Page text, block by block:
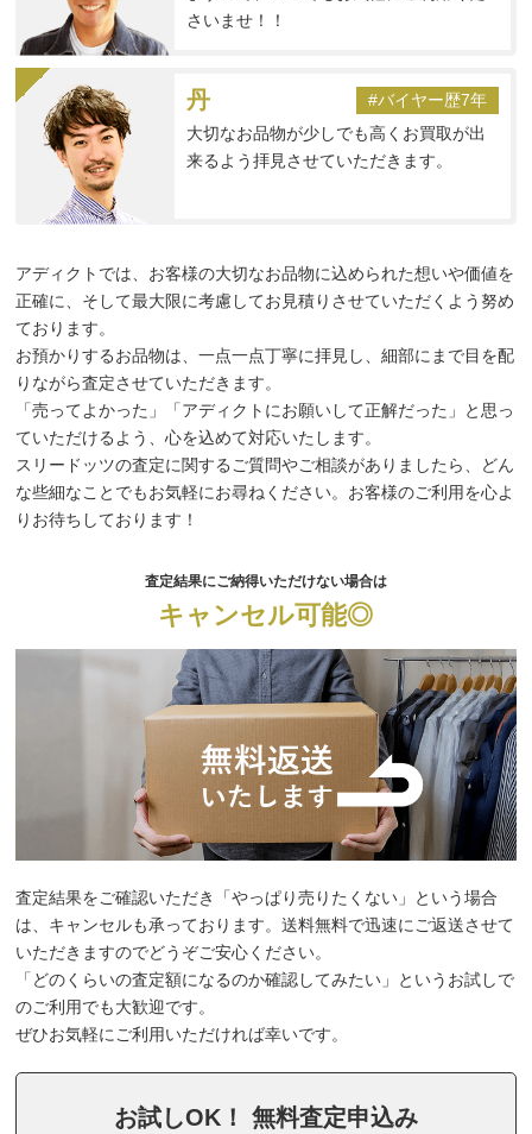
さいませ！！
丹
#バイヤー歴7年
大切なお品物が少しでも高くお買取が出
来るよう拝見させていただきます。
アディクトでは、お客様の大切なお品物に込められた想いや価値を
正確に、そして最大限に考慮してお見積りさせていただくよう努め
ております。
お預かりするお品物は、一点一点丁寧に拝見し、細部にまで目を配
りながら査定させていただきます。
「売ってよかった」「アディクトにお願いして正解だった」と思っ
ていただけるよう、心を込めて対応いたします。
スリードッツの査定に関するご質問やご相談がありましたら、どん
な些細なことでもお気軽にお尋ねください。お客様のご利用を心よ
りお待ちしております！
査定結果にご納得いただけない場合は
キャンセル可能◎
査定結果をご確認いただき「やっぱり売りたくない」という場合
は、キャンセルも承っております。送料無料で迅速にご返送させて
いただきますのでどうぞご安心ください。
「どのくらいの査定額になるのか確認してみたい」というお試しで
のご利用でも大歓迎です。
ぜひお気軽にご利用いただければ幸いです。
お試しOK！ 無料査定申込み